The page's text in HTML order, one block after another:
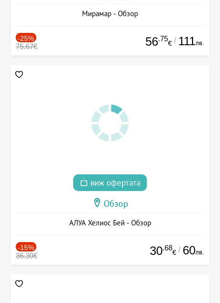
Мирамар - Обзор
-25%
75.67€ 56.75
€ / 111лв.
виж офертата
Обзор
АЛУА Хелиос Бей - Обзор
-15%
36.30€ 30.68
€ / 60лв.